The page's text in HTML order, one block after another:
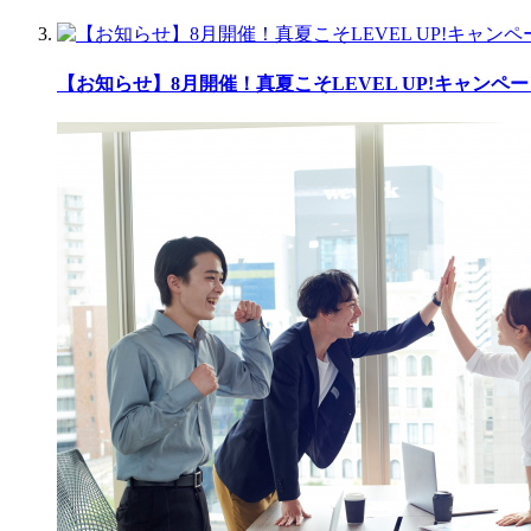
【お知らせ】8月開催！真夏こそLEVEL UP!キャンペ